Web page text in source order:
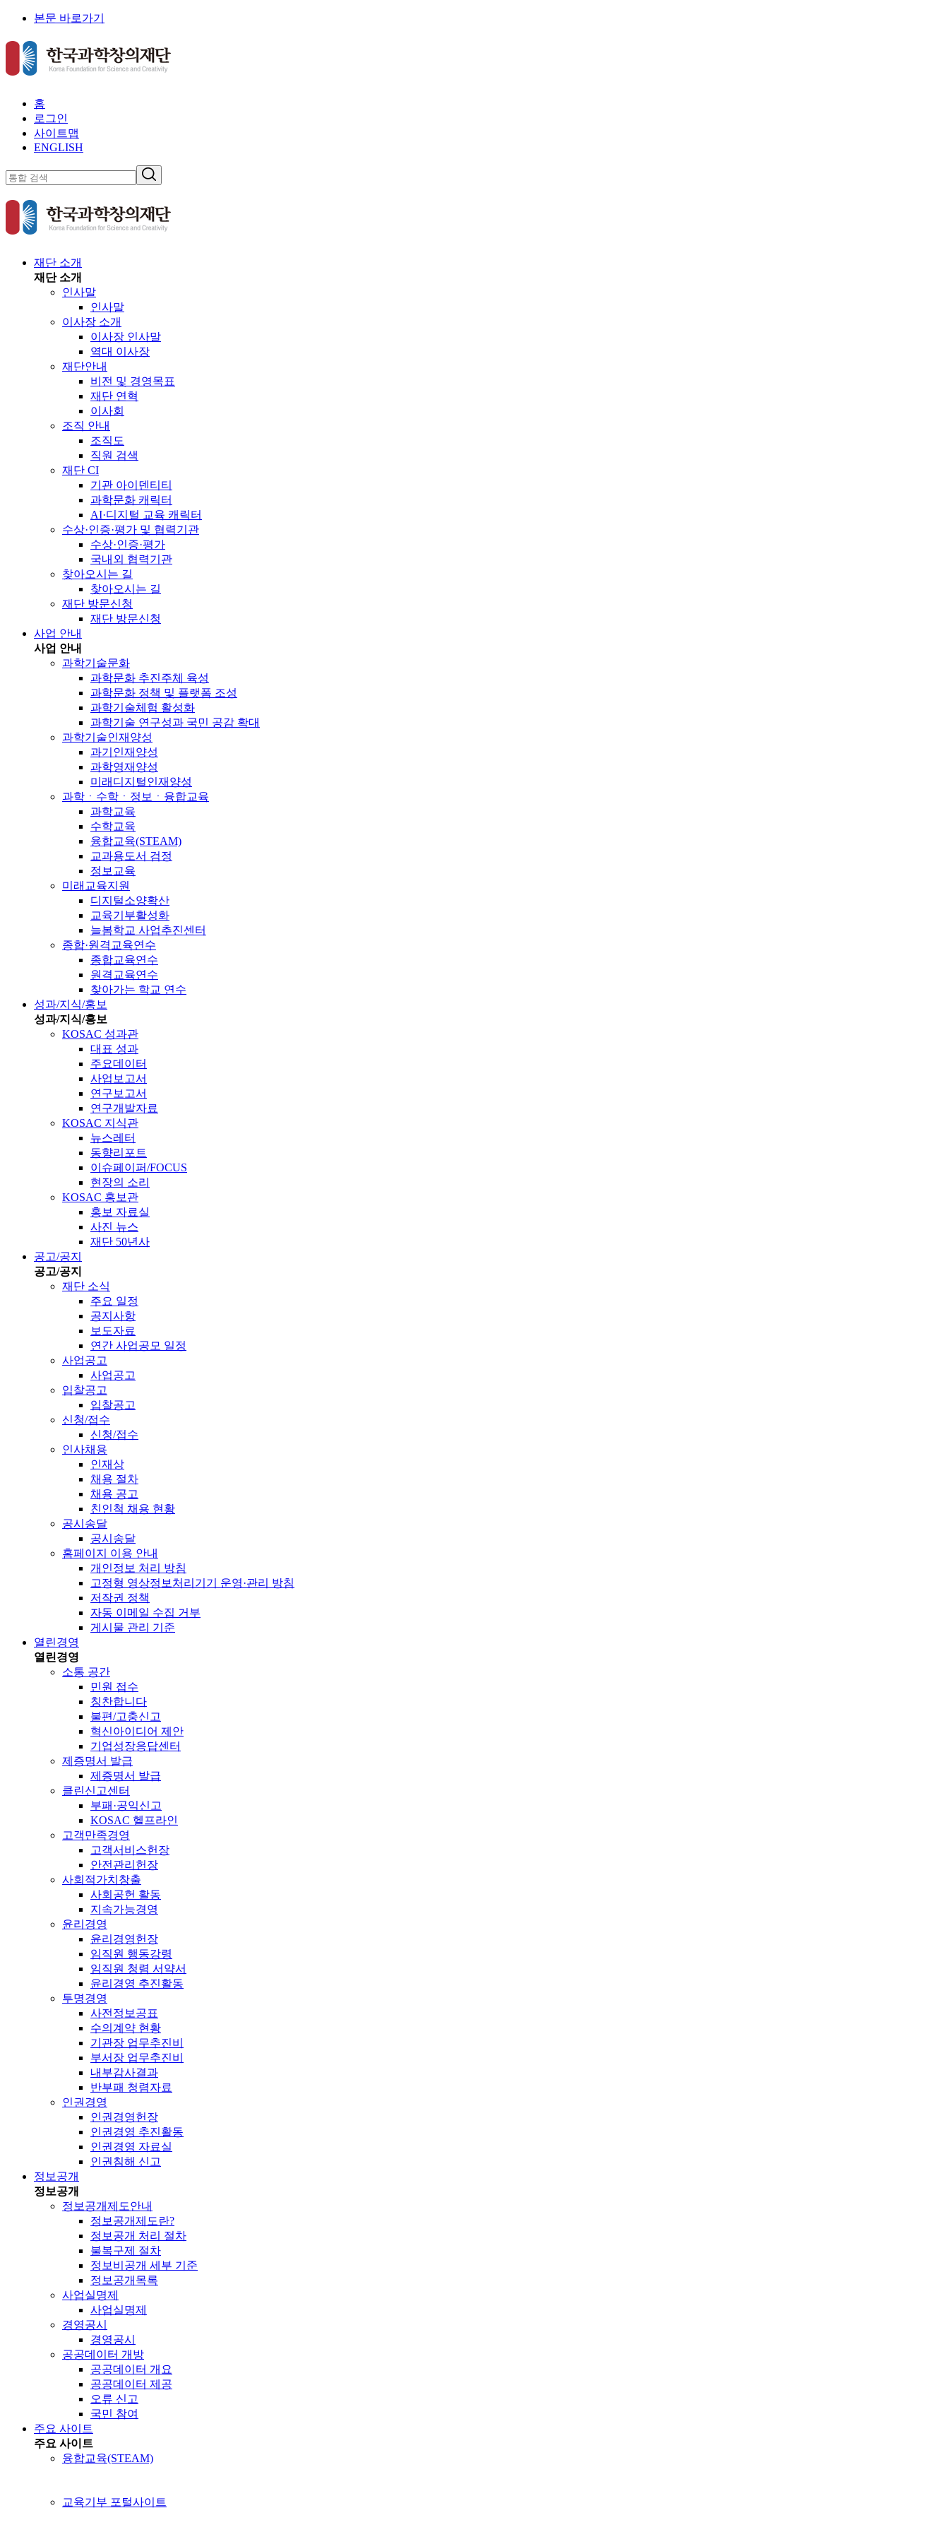
본문 바로가기
홈
로그인
사이트맵
ENGLISH
재단 소개
재단 소개
인사말
인사말
이사장 소개
이사장 인사말
역대 이사장
재단안내
비전 및 경영목표
재단 연혁
이사회
조직 안내
조직도
직원 검색
재단 CI
기관 아이덴티티
과학문화 캐릭터
AI·디지털 교육 캐릭터
수상·인증·평가 및 협력기관
수상·인증·평가
국내외 협력기관
찾아오시는 길
찾아오시는 길
재단 방문신청
재단 방문신청
사업 안내
사업 안내
과학기술문화
과학문화 추진주체 육성
과학문화 정책 및 플랫폼 조성
과학기술체험 활성화
과학기술 연구성과 국민 공감 확대
과학기술인재양성
과기인재양성
과학영재양성
미래디지털인재양성
과학ㆍ수학ㆍ정보ㆍ융합교육
과학교육
수학교육
융합교육(STEAM)
교과용도서 검정
정보교육
미래교육지원
디지털소양확산
교육기부활성화
늘봄학교 사업추진센터
종합·원격교육연수
종합교육연수
원격교육연수
찾아가는 학교 연수
성과/지식/홍보
성과/지식/홍보
KOSAC 성과관
대표 성과
주요데이터
사업보고서
연구보고서
연구개발자료
KOSAC 지식관
뉴스레터
동향리포트
이슈페이퍼/FOCUS
현장의 소리
KOSAC 홍보관
홍보 자료실
사진 뉴스
재단 50년사
공고/공지
공고/공지
재단 소식
주요 일정
공지사항
보도자료
연간 사업공모 일정
사업공고
사업공고
입찰공고
입찰공고
신청/접수
신청/접수
인사채용
인재상
채용 절차
채용 공고
친인척 채용 현황
공시송달
공시송달
홈페이지 이용 안내
개인정보 처리 방침
고정형 영상정보처리기기 운영·관리 방침
저작권 정책
자동 이메일 수집 거부
게시물 관리 기준
열린경영
열린경영
소통 공간
민원 접수
칭찬합니다
불편/고충신고
혁신아이디어 제안
기업성장응답센터
제증명서 발급
제증명서 발급
클린신고센터
부패·공익신고
KOSAC 헬프라인
고객만족경영
고객서비스헌장
안전관리헌장
사회적가치창출
사회공헌 활동
지속가능경영
윤리경영
윤리경영헌장
임직원 행동강령
임직원 청렴 서약서
윤리경영 추진활동
투명경영
사전정보공표
수의계약 현황
기관장 업무추진비
부서장 업무추진비
내부감사결과
반부패 청렴자료
인권경영
인권경영헌장
인권경영 추진활동
인권경영 자료실
인권침해 신고
정보공개
정보공개
정보공개제도안내
정보공개제도란?
정보공개 처리 절차
불복구제 절차
정보비공개 세부 기준
정보공개목록
사업실명제
사업실명제
경영공시
경영공시
공공데이터 개방
공공데이터 개요
공공데이터 제공
오류 신고
국민 참여
주요 사이트
주요 사이트
융합교육(STEAM)
교육기부 포털사이트